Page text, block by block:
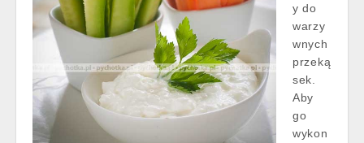
y do
warzy
wnych
przeką
sek.
Aby
go
wykon